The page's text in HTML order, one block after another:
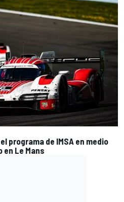
programa de IMSA en medio
Le Mans